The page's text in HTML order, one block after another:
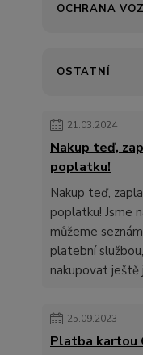
OCHRANA
OSTATNÍ
21.03.2024
Nakup teď,
poplatku!
Nakup teď,
poplatku! Jsme
můžeme
platební
nakupovat ještě
25.09.2023
Platba kartou